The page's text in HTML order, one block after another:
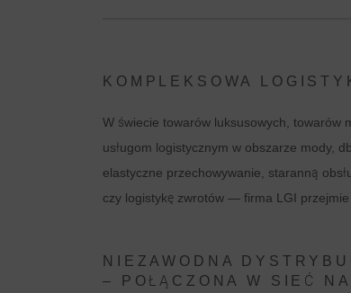
KOMPLEKSOWA
W świecie towarów luksusowych, towarów
usługom logistycznym w obszarze mody,
elastyczne przechowywanie, staranną
czy logistykę zwrotów — firma LGI przejmie
NIEZAWODNA
– POŁĄCZONA W SIEĆ